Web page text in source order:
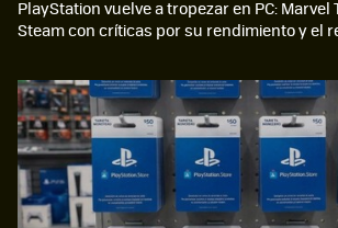
PlayStation vuelve a tropezar en PC: Marvel
Steam con críticas por su rendimiento y el